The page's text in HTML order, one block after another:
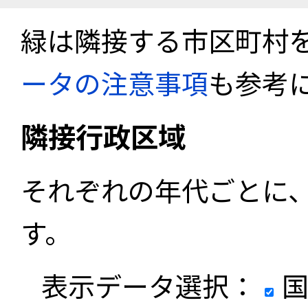
緑は隣接する市区町村
ータの注意事項も参考
隣接行政区域
それぞれの年代ごとに
す。
表示データ選択：